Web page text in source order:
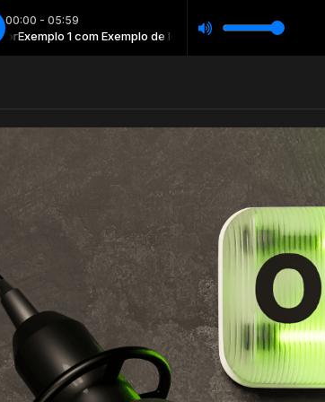
00:00 - 05:59
Exemplo 1 com Exemplo de locutor